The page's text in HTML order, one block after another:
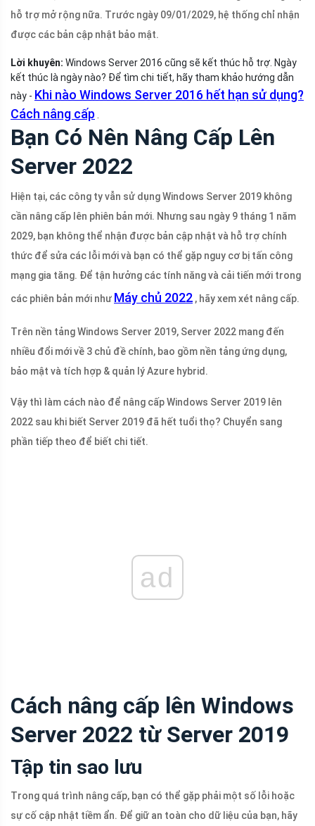
hỗ trợ mở rộng nữa. Trước ngày 09/01/2029, hệ thống chỉ nhận
được các bản cập nhật bảo mật.
Lời khuyên: Windows Server 2016 cũng sẽ kết thúc hỗ trợ. Ngày
kết thúc là ngày nào? Để tìm chi tiết, hãy tham khảo hướng dẫn
này - Khi nào Windows Server 2016 hết hạn sử dụng?
Cách nâng cấp
Bạn Có Nên Nâng Cấp Lên
Server 2022
Hiện tại, các công ty vẫn sử dụng Windows Server 2019 không
cần nâng cấp lên phiên bản mới. Nhưng sau ngày 9 tháng 1 năm
2029, bạn không thể nhận được bản cập nhật và hỗ trợ chính
thức để sửa các lỗi mới và bạn có thể gặp nguy cơ bị tấn công
mạng gia tăng. Để tận hưởng các tính năng và cải tiến mới trong
các phiên bản mới như Máy chủ 2022 , hãy xem xét nâng cấp.
Trên nền tảng Windows Server 2019, Server 2022 mang đến
nhiều đổi mới về 3 chủ đề chính, bao gồm nền tảng ứng dụng,
bảo mật và tích hợp & quản lý Azure hybrid.
Vậy thì làm cách nào để nâng cấp Windows Server 2019 lên
2022 sau khi biết Server 2019 đã hết tuổi thọ? Chuyển sang
phần tiếp theo để biết chi tiết.
ad
Cách nâng cấp lên Windows
Server 2022 từ Server 2019
Tập tin sao lưu
Trong quá trình nâng cấp, bạn có thể gặp phải một số lỗi hoặc
sự cố cập nhật tiềm ẩn. Để giữ an toàn cho dữ liệu của bạn, hãy